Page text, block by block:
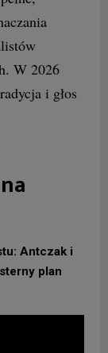
W 2026
i głos
Antczak i
plan